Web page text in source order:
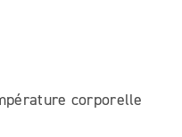
corporelle